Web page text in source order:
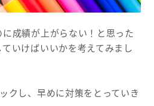
成績が上がらない！と思った
いけばいいかを考えてみまし
クし、早めに対策をとっていき